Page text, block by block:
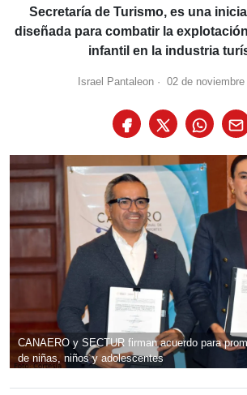
Secretaría de Turismo, es una
diseñada para combatir la
infantil en la industria
Israel Pantaleon · 02 de
CANAERO y SECTUR firman acuerdo para
de niñas, niños y adolescentes